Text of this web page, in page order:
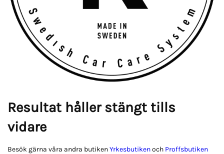
Resultat håller stängt tills
vidare
Besök gärna våra andra butikenYrkesbutikenoch Proffsbutiken